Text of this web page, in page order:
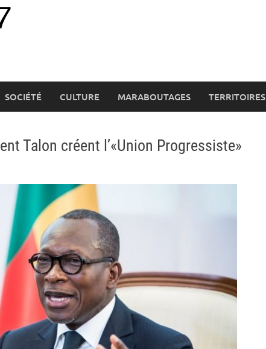
SOCIÉTÉ CULTURE MARABOUTAGES TERRITOIRES
Talon créent l’«Union Progressiste»